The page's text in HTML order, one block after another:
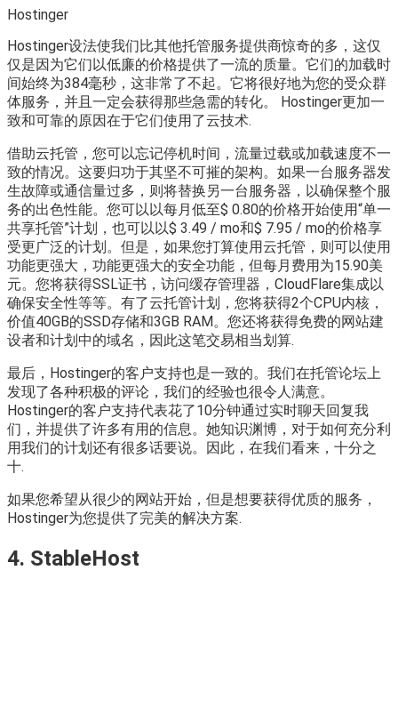
Hostinger
Hostinger设法使我们比其他托管服务提供商惊奇的多，这仅
仅是因为它们以低廉的价格提供了一流的质量。它们的加载时
间始终为384毫秒，这非常了不起。它将很好地为您的受众群
体服务，并且一定会获得那些急需的转化。 Hostinger更加一
致和可靠的原因在于它们使用了云技术.
借助云托管，您可以忘记停机时间，流量过载或加载速度不一
致的情况。这要归功于其坚不可摧的架构。如果一台服务器发
生故障或通信量过多，则将替换另一台服务器，以确保整个服
务的出色性能。您可以以每月低至$ 0.80的价格开始使用“单一
共享托管”计划，也可以以$ 3.49 / mo和$ 7.95 / mo的价格享
受更广泛的计划。但是，如果您打算使用云托管，则可以使用
功能更强大，功能更强大的安全功能，但每月费用为15.90美
元。您将获得SSL证书，访问缓存管理器，CloudFlare集成以
确保安全性等等。有了云托管计划，您将获得2个CPU内核，
价值40GB的SSD存储和3GB RAM。您还将获得免费的网站建
设者和计划中的域名，因此这笔交易相当划算.
最后，Hostinger的客户支持也是一致的。我们在托管论坛上
发现了各种积极的评论，我们的经验也很令人满意。
Hostinger的客户支持代表花了10分钟通过实时聊天回复我
们，并提供了许多有用的信息。她知识渊博，对于如何充分利
用我们的计划还有很多话要说。因此，在我们看来，十分之
十.
如果您希望从很少的网站开始，但是想要获得优质的服务，
Hostinger为您提供了完美的解决方案.
4. StableHost